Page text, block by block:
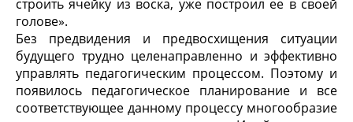
строить ячейку из воска, уже построил ее в своей
голове».
Без предвидения и предвосхищения ситуации
будущего трудно целенаправленно и эффективно
управлять педагогическим процессом. Поэтому и
появилось педагогическое планирование и все
соответствующее данному процессу многообразие